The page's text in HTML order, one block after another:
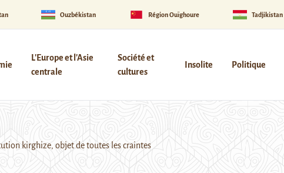
Ouzbékistan Région Ouïghoure Tadjikistan
L'Europe et l'Asie
centrale
Société et
cultures
Insolite Politique
kirghize, objet de toutes les craintes